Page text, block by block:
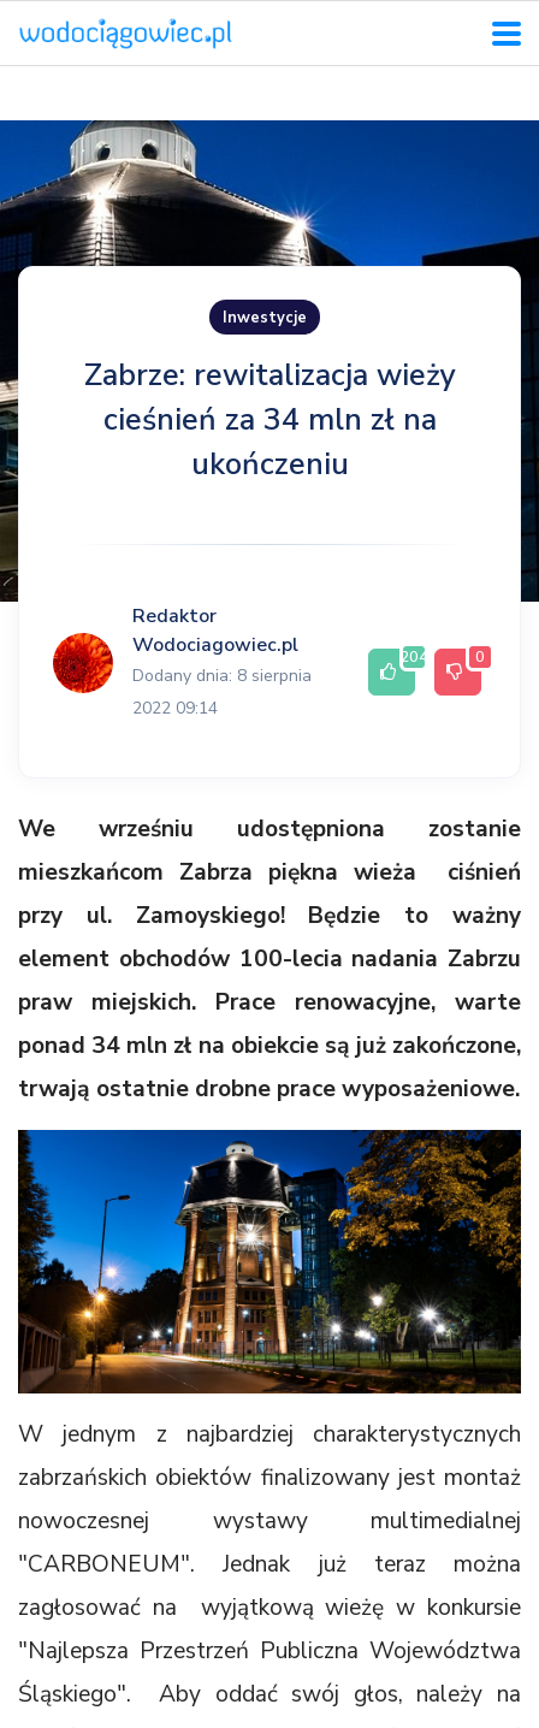
Inwestycje
Zabrze: rewitalizacja wieży
cieśnień za 34 mln zł na
ukończeniu
Redaktor
Wodociagowiec.pl
Dodany dnia: 8 sierpnia
2022 09:14
204 0
We wrześniu udostępniona zostanie
mieszkańcom Zabrza piękna wieża ciśnień
przy ul. Zamoyskiego! Będzie to ważny
element obchodów 100-lecia nadania Zabrzu
praw miejskich. Prace renowacyjne, warte
ponad 34 mln zł na obiekcie są już zakończone,
trwają ostatnie drobne prace wyposażeniowe.
W jednym z najbardziej charakterystycznych
zabrzańskich obiektów finalizowany jest montaż
nowoczesnej wystawy multimedialnej
"CARBONEUM". Jednak już teraz można
zagłosować na wyjątkową wieżę w konkursie
"Najlepsza Przestrzeń Publiczna Województwa
Śląskiego". Aby oddać swój głos, należy na